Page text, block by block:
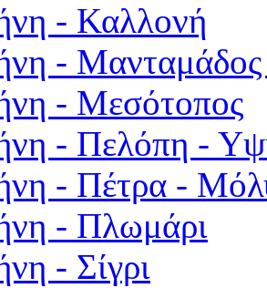
- Καλλονή
- Μανταμάδος
- Μεσότοπος
- Πελόπη -
- Πέτρα -
- Πλωμάρι
- Σίγρι